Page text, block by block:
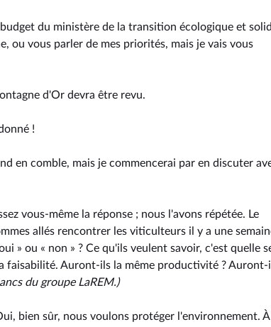
du ministère de la transition écologique et
ou vous parler de mes priorités, mais je vais vous
d'Or devra être revu.
!
en comble, mais je commencerai par en discuter
vous-même la réponse ; nous l'avons répétée. Le
allés rencontrer les viticulteurs il y a une
» ou « non » ? Ce qu'ils veulent savoir, c'est quelle
faisabilité. Auront-ils la même productivité ? Auront-
du groupe LaREM.)
bien sûr, nous voulons protéger l'environnement. À